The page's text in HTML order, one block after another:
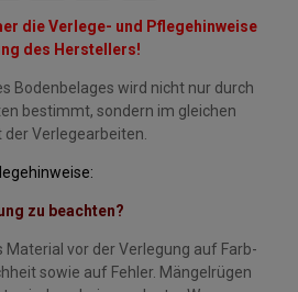
die Verlege- und Pflegehinweise
des Herstellers!
Bodenbelages wird nicht nur durch
bestimmt, sondern im gleichen
der Verlegearbeiten.
zu beachten?
Material vor der Verlegung auf Farb-
sowie auf Fehler. Mängelrügen